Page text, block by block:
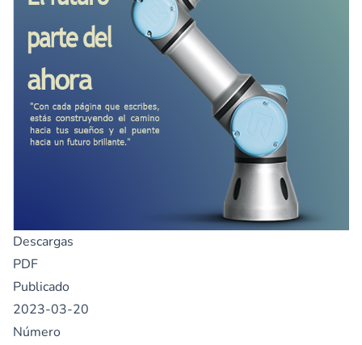
Descargas
PDF
Publicado
2023-03-20
Número